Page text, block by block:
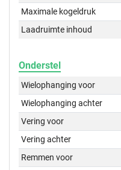
Maximale kogeldruk
Laadruimte inhoud
Onderstel
Wielophanging voor
Wielophanging achter
Vering voor
Vering achter
Remmen voor